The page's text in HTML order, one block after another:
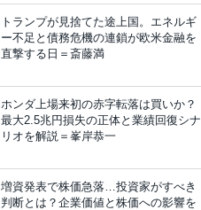
トランプが見捨てた途上国。エネルギ
ー不足と債務危機の連鎖が欧米金融を
直撃する日＝斎藤満
ホンダ上場来初の赤字転落は買いか？
最大2.5兆円損失の正体と業績回復シナ
リオを解説＝峯岸恭一
増資発表で株価急落…投資家がすべき
判断とは？企業価値と株価への影響を